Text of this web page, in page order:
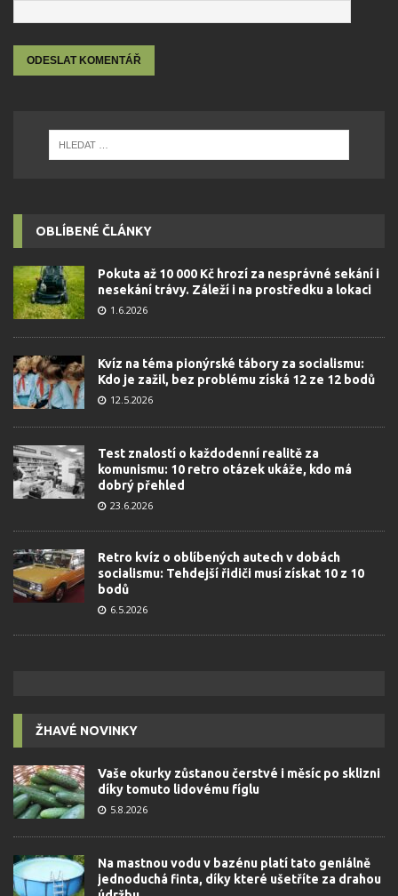
OBLÍBENÉ ČLÁNKY
Pokuta až 10 000 Kč hrozí za nesprávné sekání i
nesekání trávy. Záleží i na prostředku a lokaci
1.6.2026
Kvíz na téma pionýrské tábory za socialismu:
Kdo je zažil, bez problému získá 12 ze 12 bodů
12.5.2026
Test znalostí o každodenní realitě za
komunismu: 10 retro otázek ukáže, kdo má
dobrý přehled
23.6.2026
Retro kvíz o oblíbených autech v dobách
socialismu: Tehdejší řidiči musí získat 10 z 10
bodů
6.5.2026
ŽHAVÉ NOVINKY
Vaše okurky zůstanou čerstvé i měsíc po sklizni
díky tomuto lidovému fíglu
5.8.2026
Na mastnou vodu v bazénu platí tato geniálně
jednoduchá finta, díky které ušetříte za drahou